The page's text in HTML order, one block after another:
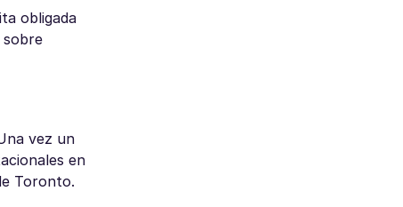
obligada
sobre
vez un
en
Toronto.